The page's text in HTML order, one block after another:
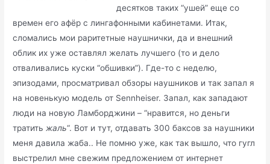
десятков таких “ушей” еще со
времен его афёр с лингафонными кабинетами. Итак,
сломались мои раритетные наушнички, да и внешний
облик их уже оставлял желать лучшего (то и дело
отваливались куски “обшивки”). Где-то с неделю,
эпизодами, просматривал обзоры наушников и так запал я
на новенькую модель от Sennheiser. Запал, как западают
люди на новую Ламборджини – “нравится, но деньги
тратить жаль“. Вот и тут, отдавать 300 баксов за наушники
меня давила жаба.. Не помню уже, как так вышло, что гугл
выстрелил мне свежим предложением от интернет